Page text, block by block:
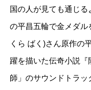
国の人が見ても通じ
の平昌五輪で金メダル
くら ばく)さん原作の
躍を描いた伝奇小説
師」のサウンドトラッ